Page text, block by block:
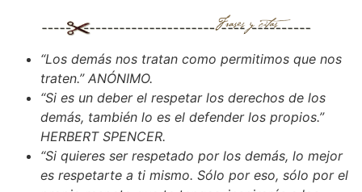
“Los demás nos tratan como permitimos que nos
traten.” ANÓNIMO.
“Si es un deber el respetar los derechos de los
demás, también lo es el defender los propios.”
HERBERT SPENCER.
“Si quieres ser respetado por los demás, lo mejor
es respetarte a ti mismo. Sólo por eso, sólo por el